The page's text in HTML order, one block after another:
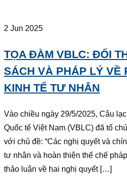
2 Jun 2025
TỌA ĐÀM VBLC: ĐỐI
SÁCH VÀ PHÁP LÝ VỀ
KINH TẾ TƯ NHÂN
Vào chiều ngày 29/5/2025, Câu
Quốc tế Việt Nam (VBLC) đã tổ
với chủ đề: “Các nghị quyết và
tư nhân và hoàn thiện thể chế
thảo luận về hai nghị quyết […]